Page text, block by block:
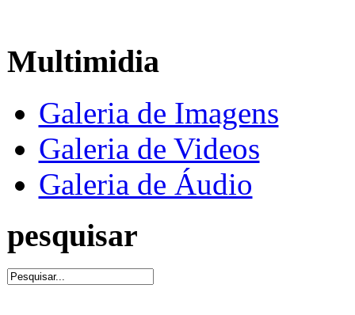
Multimidia
Galeria de Imagens
Galeria de Videos
Galeria de Áudio
pesquisar